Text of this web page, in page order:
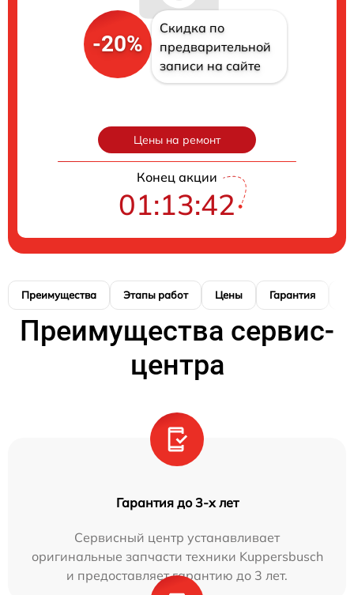
-20%
Скидка по
предварительной
записи на сайте
Цены на ремонт
Конец акции
01:13:41
Преимущества Этапы работ Цены Гарантия
Преимущества сервис-
центра
Гарантия до 3-х лет
Сервисный центр устанавливает
оригинальные запчасти техники Kuppersbusch
и предоставляет гарантию до 3 лет.